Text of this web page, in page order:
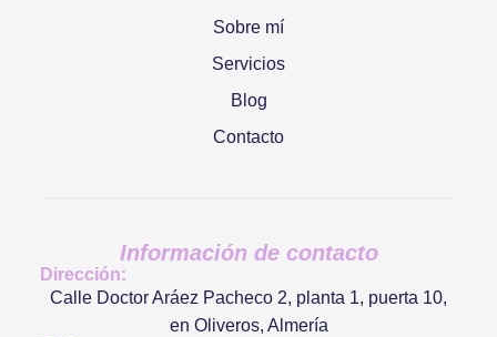
Sobre mí
Servicios
Blog
Contacto
Información de contacto
Dirección:
Calle Doctor Aráez Pacheco 2, planta 1, puerta 10,
en Oliveros, Almería